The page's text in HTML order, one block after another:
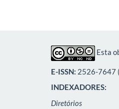
Esta
E-ISSN: 2526-7647
INDEXADORES:
Diretórios